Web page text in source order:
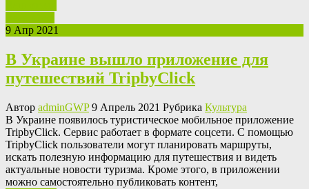
9 Апр 2021
В Украине вышло приложение для
путешествий TripbyClick
Автор adminGWP9 Апрель 2021 Рубрика Культура
В Укрaинe появилось туристическое мобильное приложение
TripbyClick. Сервис работает в формате соцсети. С помощью
TripbyClick пользователи могут планировать маршруты,
искать полезную информацию для путешествия и видеть
актуальные новости туризма. Кроме этого, в приложении
можно самостоятельно публиковать контент,